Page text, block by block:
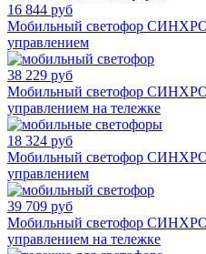
16 844 руб
Мобильный светофор
управлением
38 229 руб
Мобильный светофор
управлением на тележке
18 324 руб
Мобильный светофор
управлением
39 709 руб
Мобильный светофор
управлением на тележке